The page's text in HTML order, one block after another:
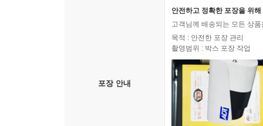
포장 안내
안전하고 정확한 포장을 위
고객님께 배송되는 모든 상
목적 : 안전한 포장 관리
촬영범위 : 박스 포장 작업